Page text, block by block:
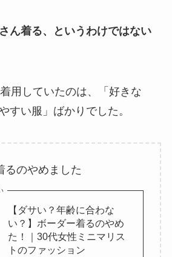
ん着る、というわけではない
用していたのは、「好きな
すい服」ばかりでした。
のやめました
【ダサい？年齢に合わな
い？】ボーダー着るのやめ
た！｜30代女性ミニマリス
トのファッション